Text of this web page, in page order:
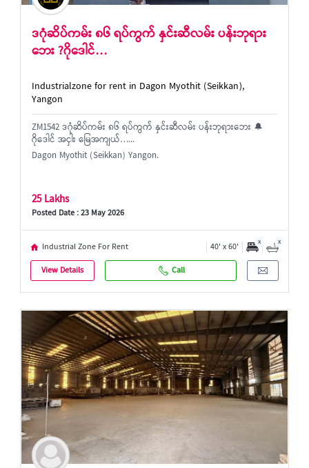
ဒဂုံဆိပ်ကမ်း ၈၆ ရပ်ကွက် နှင်းဆီလမ်း ပန်းဘုရား
ဘေး ?ဂိုဒေါင်…
Industrialzone for rent in Dagon Myothit (Seikkan),
Yangon
ZM1542 ဒဂုံဆိပ်ကမ်း ၈၆ ရပ်ကွက် နှင်းဆီလမ်း ပန်းဘုရားဘေး 🔔
ဂိုဒေါင် အငှါး မြေအကျယ်…...
Dagon Myothit (Seikkan) Yangon.
25 Lakhs
Posted Date : 23 May 2026
Industrial Zone For Rent 40' x 60' x x
View Details Call